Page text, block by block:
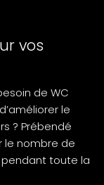
vos
de WC
le
? Prébendé
le nombre de
toute la